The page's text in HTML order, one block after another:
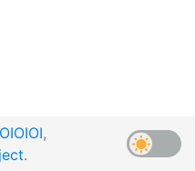
OIOIOI,
.